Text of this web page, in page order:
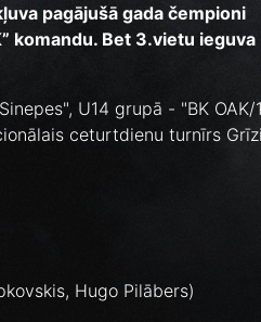
pagājušā gada čempioni
komandu. Bet 3.vietu ieguva
U14 grupā - "BK OAK/
ceturtdienu turnīrs
Hugo Pilābers)